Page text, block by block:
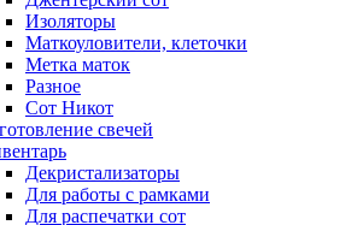
Изоляторы
Маткоуловители, клеточки
Метка маток
Разное
Сот Никот
свечей
Декристализаторы
Для работы с рамками
Для распечатки сот